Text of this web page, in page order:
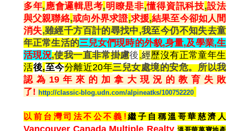
多年,應會邏輯思考,明瞭是非,懂得資訊科技,設法
與父親聯絡,或向外界求證,求援,結果至今卻如人間
消失,雖經千方百計的尋找中,我至今仍不知失去童
年正常生活的三兒女們現時的外貌,身量,及學業,生
活現況,使我一直非常掛慮後,經歷沒有正常童年生
活後,至今分離近20年三兒女處境的安危。所以我
認為19年來的加拿大現況的教育失敗
了! http://classic-blog.udn.com/alpineatks/100752220
以前台灣司法不公不義! 繼子自稱溫哥華慈濟人